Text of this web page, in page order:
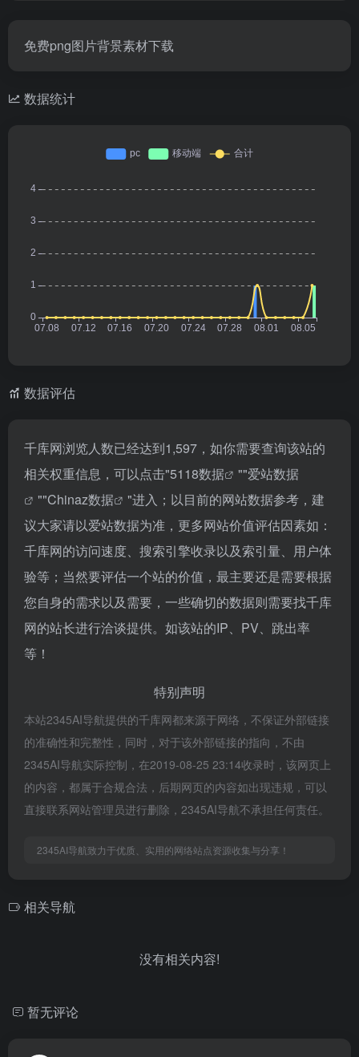
免费png图片背景素材下载
数据统计
数据评估
千库网浏览人数已经达到1,597，如你需要查询该站的
相关权重信息，可以点击"5118数据 ""爱站数据
""Chinaz数据
"进入；以目前的网站数据参考，建
议大家请以爱站数据为准，更多网站价值评估因素如：
千库网的访问速度、搜索引擎收录以及索引量、用户体
验等；当然要评估一个站的价值，最主要还是需要根据
您自身的需求以及需要，一些确切的数据则需要找千库
网的站长进行洽谈提供。如该站的IP、PV、跳出率
等！
特别声明
本站2345AI导航提供的千库网都来源于网络，不保证外部链接
的准确性和完整性，同时，对于该外部链接的指向，不由
2345AI导航实际控制，在2019-08-25 23:14收录时，该网页上
的内容，都属于合规合法，后期网页的内容如出现违规，可以
直接联系网站管理员进行删除，2345AI导航不承担任何责任。
2345AI导航致力于优质、实用的网络站点资源收集与分享！
相关导航
没有相关内容!
暂无评论